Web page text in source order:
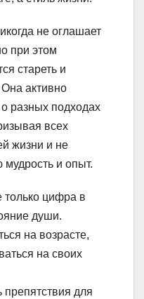
не оглашает
при этом
стареть и
активно
разных подходах
всех
жизни и не
мудрость и опыт.
только цифра в
души.
на возрасте,
на своих
для